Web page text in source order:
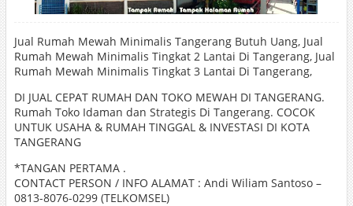
Jual Rumah Mewah Minimalis Tangerang Butuh Uang, Jual
Rumah Mewah Minimalis Tingkat 2 Lantai Di Tangerang, Jual
Rumah Mewah Minimalis Tingkat 3 Lantai Di Tangerang,
DI JUAL CEPAT RUMAH DAN TOKO MEWAH DI TANGERANG.
Rumah Toko Idaman dan Strategis Di Tangerang. COCOK
UNTUK USAHA & RUMAH TINGGAL & INVESTASI DI KOTA
TANGERANG
*TANGAN PERTAMA .
CONTACT PERSON / INFO ALAMAT : Andi Wiliam Santoso –
0813-8076-0299 (TELKOMSEL)